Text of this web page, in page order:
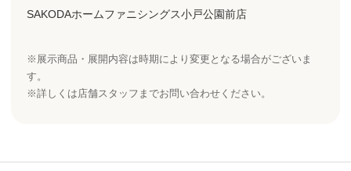
SAKODAホームファニシングス小戸公園前店
※展示商品・展開内容は時期により変更となる場合がございま
す。
※詳しくは店舗スタッフまでお問い合わせください。